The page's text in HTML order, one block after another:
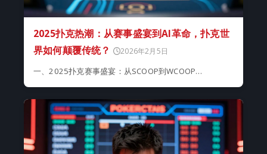
2025扑克热潮：从赛事盛宴到AI革命，扑克世
界如何颠覆传统？
2026年2月5日
一、2025扑克赛事盛宴：从SCOOP到WCOOP…